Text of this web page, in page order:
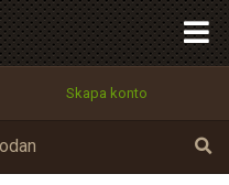
Skapa konto
Tillbaka till förstasidan